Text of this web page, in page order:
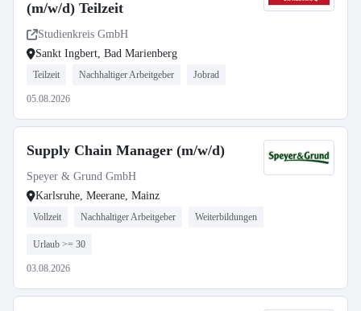
(m/w/d) Teilzeit
Studienkreis GmbH
Sankt Ingbert, Bad Marienberg
Teilzeit Nachhaltiger Arbeitgeber Jobrad
05.08.2026
Supply Chain Manager (m/w/d)
Speyer & Grund GmbH
Karlsruhe, Meerane, Mainz
Vollzeit Nachhaltiger Arbeitgeber Weiterbildungen
Urlaub >= 30
03.08.2026